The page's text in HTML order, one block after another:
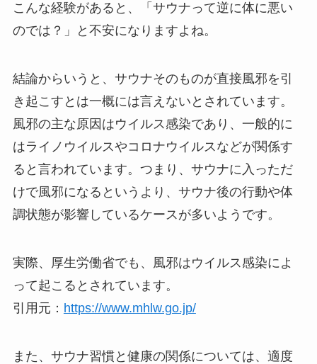
こんな経験があると、「サウナって逆に体に悪い
のでは？」と不安になりますよね。
結論からいうと、サウナそのものが直接風邪を引
き起こすとは一概には言えないとされています。
風邪の主な原因はウイルス感染であり、一般的に
はライノウイルスやコロナウイルスなどが関係す
ると言われています。つまり、サウナに入っただ
けで風邪になるというより、サウナ後の行動や体
調状態が影響しているケースが多いようです。
実際、厚生労働省でも、風邪はウイルス感染によ
って起こるとされています。
引用元： https://www.mhlw.go.jp/
また、サウナ習慣と健康の関係については、適度